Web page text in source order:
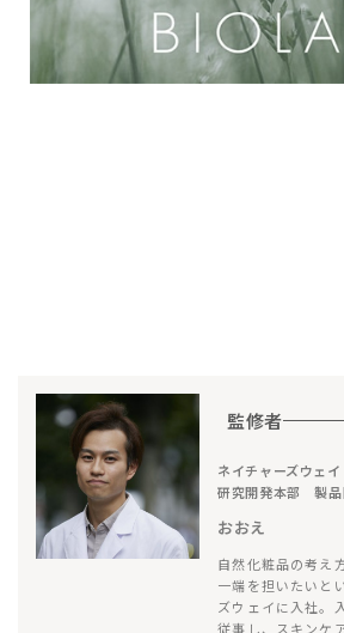
監修者
ネイチャーズウェイ
研究開発本部 製品
おおえ
自然化粧品の考え
一端を担いたいと
ズウェイに入社。
従事し、スキンケ